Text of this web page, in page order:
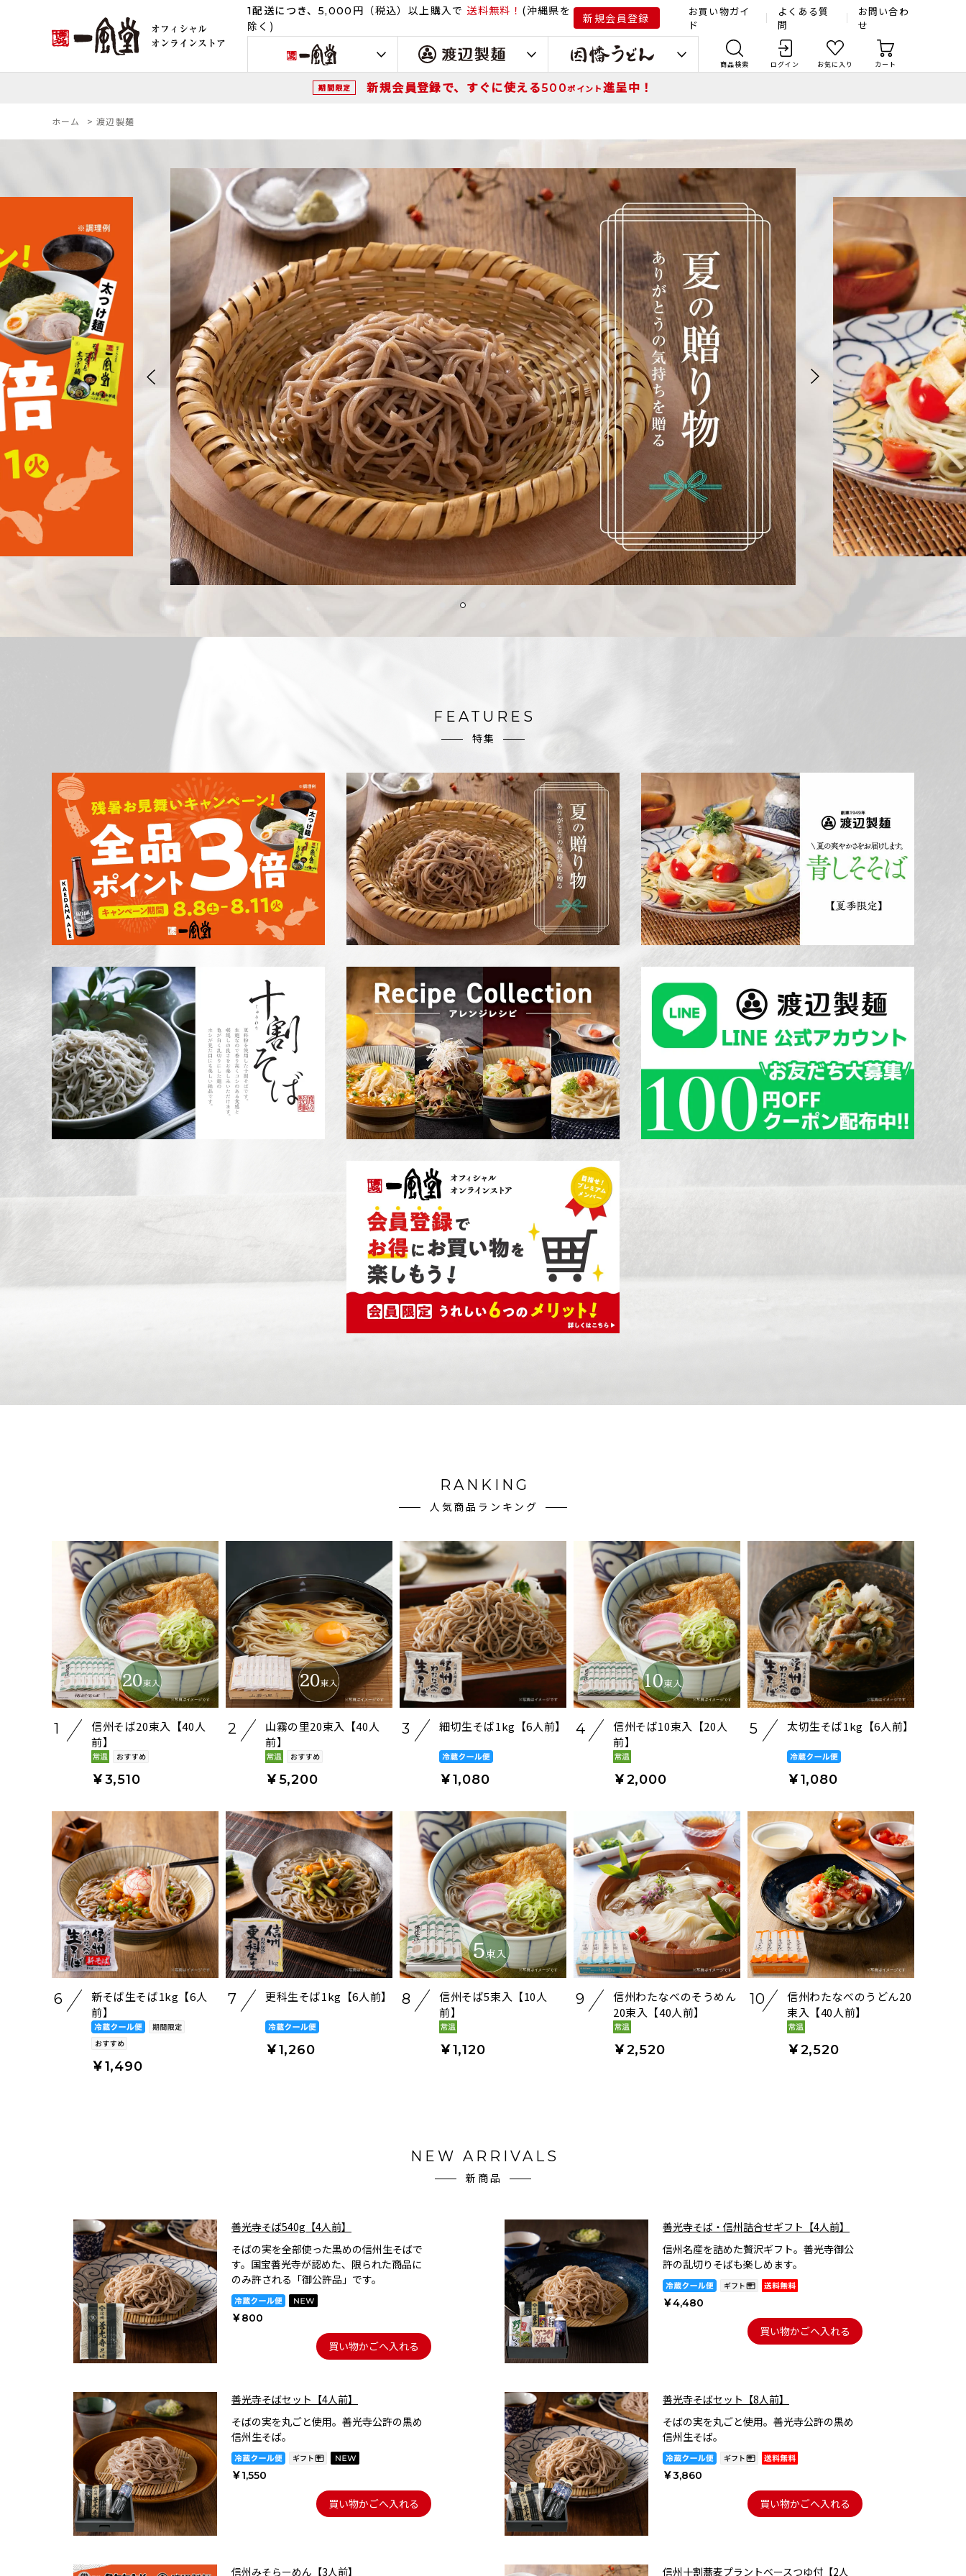
1配送につき、5,000 円（税込） 以上購入で 送料無料！ (沖縄県を
除く)
新規会員登録
お買い物ガイ
ド
よくある質
問
お問い合わ
せ
商品検索 ログイン お気に入り カート
期間限定 新規会員登録で、すぐに使える500ポイント進呈中！
ホーム >渡辺製麺
FEATURES
特集
RANKING
人気商品ランキング
1
信州そば20束入【40人
前】
￥3,510
2
山霧の里20束入【40人
前】
￥5,200
3 細切生そば1kg【6人前】
￥1,080
4
信州そば10束入【20人
前】
￥2,000
5 太切生そば1kg【6人前】
￥1,080
6
新そば生そば1kg【6人
前】
￥1,490
7 更科生そば1kg【6人前】
￥1,260
8
信州そば5束入【10人
前】
￥1,120
9
信州わたなべのそうめん
20束入【40人前】
￥2,520
10
信州わたなべのうどん20
束入【40人前】
￥2,520
NEW ARRIVALS
新商品
善光寺そば540g【4人前】
そばの実を全部使った黒めの信州生そばで
す。国宝善光寺が認めた、限られた商品に
のみ許される「御公許品」です。
￥800
買い物かごへ入れる
善光寺そば・信州詰合せギフト【4人前】
信州名産を詰めた贅沢ギフト。善光寺御公
許の乱切りそばも楽しめます。
￥4,480
買い物かごへ入れる
善光寺そばセット【4人前】
そばの実を丸ごと使用。善光寺公許の黒め
信州生そば。
￥1,550
買い物かごへ入れる
善光寺そばセット【8人前】
そばの実を丸ごと使用。善光寺公許の黒め
信州生そば。
￥3,860
買い物かごへ入れる
信州みそらーめん【3人前】 信州十割蕎麦プラントベースつゆ付【2人